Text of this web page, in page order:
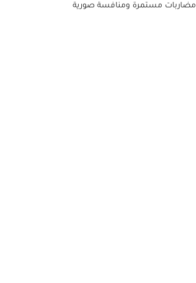
مضاربات مستمرة ومنافسة صورية